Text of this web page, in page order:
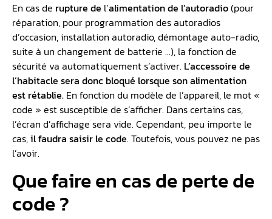
En cas de rupture de l’alimentation de l’autoradio(pour
réparation, pour programmation des autoradios
d’occasion, installation autoradio, démontage auto-radio,
suite à un changement de batterie …), la fonction de
sécurité va automatiquement s’activer. L’accessoire de
l’habitacle sera donc bloqué lorsque son alimentation
est rétablie. En fonction du modèle de l’appareil, le mot «
code » est susceptible de s’afficher. Dans certains cas,
l’écran d’affichage sera vide. Cependant, peu importe le
cas,il faudra saisir le code. Toutefois, vous pouvez ne pas
l’avoir.
Que faire en cas de perte de
code ?